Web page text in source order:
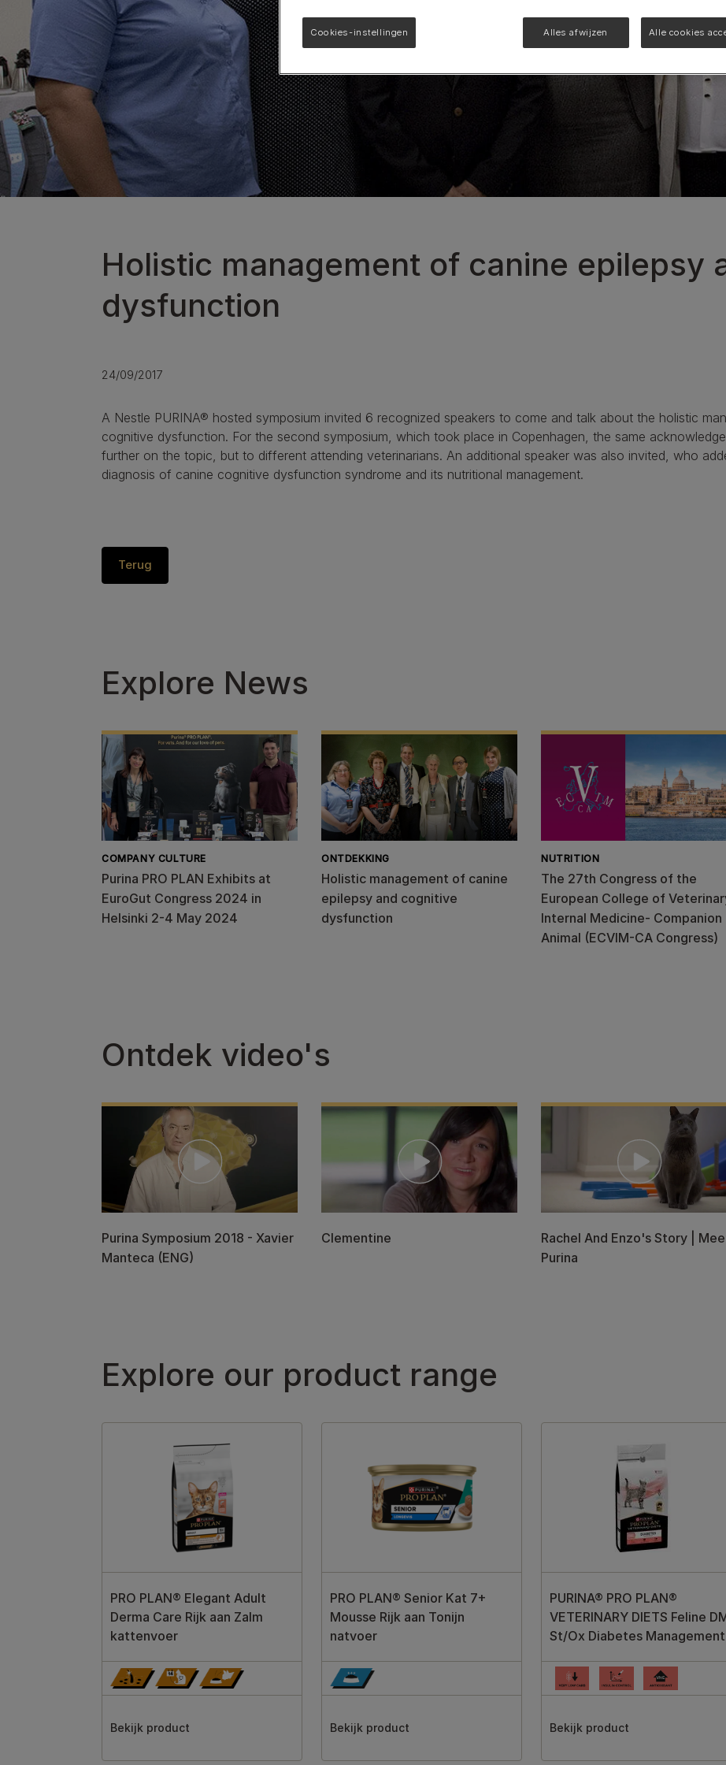
Gastrointestinal
Bekijk onze katten producten
Holistic management of canine epilepsy
dysfunction
24/09/2017
A Nestle PURINA® hosted symposium invited 6 recognized speakers to come and talk about the holistic
cognitive dysfunction. For the second symposium, which took place in Copenhagen, the same
further on the topic, but to different attending veterinarians. An additional speaker was also invited, who
diagnosis of canine cognitive dysfunction syndrome and its nutritional management.
Terug
Explore News
COMPANY CULTURE
Purina PRO PLAN Exhibits at
EuroGut Congress 2024 in
Helsinki 2-4 May 2024
ONTDEKKING
Holistic management of canine
epilepsy and cognitive
dysfunction
NUTRITION
The 27th Congress of the
European College of
Internal Medicine- Companion
Animal (ECVIM-CA Congress)
Ontdek video's
Purina Symposium 2018 - Xavier
Manteca (ENG)
Clementine
Rachel And Enzo's Story |
Purina
Explore our product range
PRO PLAN® Elegant Adult
Derma Care Rijk aan Zalm
kattenvoer
Bekijk product
PRO PLAN® Senior Kat 7+
Mousse Rijk aan Tonijn
natvoer
Bekijk product
PURINA® PRO PLAN®
VETERINARY DIETS Feline
St/Ox Diabetes Management
Bekijk product
Cookies-instellingen Alles afwijzen Alle cookies